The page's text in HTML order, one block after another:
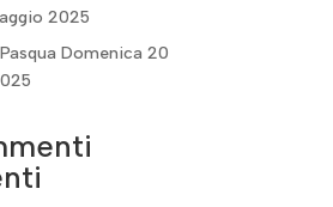
2025
Domenica 20